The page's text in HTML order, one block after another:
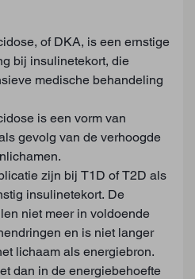
of DKA, is een ernstige
bij insulinetekort, die
medische behandeling
is een vorm van
gevolg van de verhoogde
zijn bij T1D of T2D als
insulinetekort. De
niet meer in voldoende
en is niet langer
lichaam als energiebron.
dan in de energiebehoefte